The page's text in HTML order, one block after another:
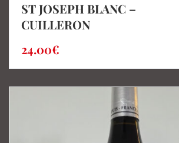
ST JOSEPH BLANC –
CUILLERON
24.00€